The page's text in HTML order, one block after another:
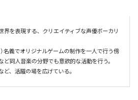
界を表現する、クリエイティブな声優ボーカリ
名義でオリジナルゲームの制作を一人で行う傍
ど同人音楽の分野でも意欲的な活動を行う。
、活躍の場を広げている。